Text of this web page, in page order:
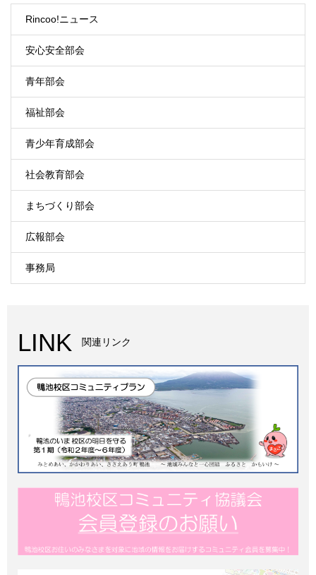
Rincoo!ニュース
安心安全部会
青年部会
福祉部会
青少年育成部会
社会教育部会
まちづくり部会
広報部会
事務局
LINK 関連リンク